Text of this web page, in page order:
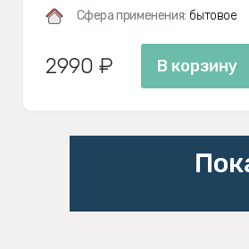
Сфера применения: бытовое
2990 ₽ В корзину